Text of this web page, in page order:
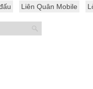
Liên Quân Mobile